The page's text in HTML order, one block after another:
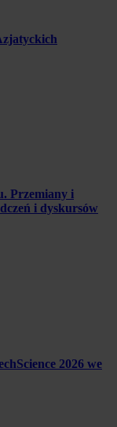
Przemiany i
i dyskursów
2026 we